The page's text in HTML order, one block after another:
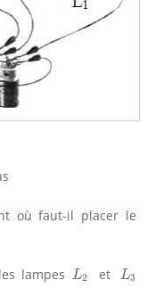
où faut-il placer le
lampes L2
L et L3
L